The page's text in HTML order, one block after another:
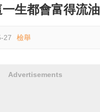
生都會富得流油
27 檢舉
Advertisements